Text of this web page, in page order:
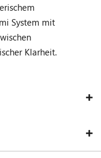
System mit
Klarheit.